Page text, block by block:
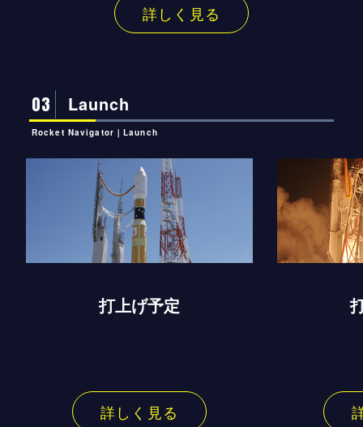
詳しく見る
03 Launch
Rocket Navigator｜Launch
打上げ予定
詳しく見る